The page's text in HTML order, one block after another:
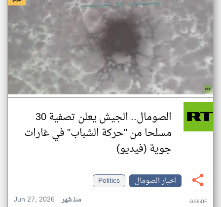
الصومال.. الجيش يعلن تصفية 30
مسلحا من "حركة الشباب" في غارات
جوية (فيديو)
اخبار الصومال
Politics
Jun 27, 2026
منذ شهر GS84IF